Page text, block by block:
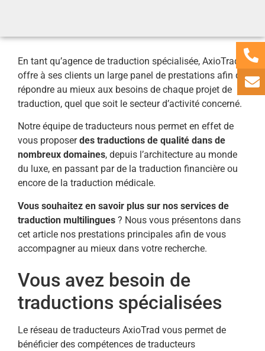
En tant qu’agence de traduction spécialisée, AxioTrad
offre à ses clients un large panel de prestations afin de
répondre au mieux aux besoins de chaque projet de
traduction, quel que soit le secteur d’activité concerné.
Notre équipe de traducteurs nous permet en effet de
vous proposerdes traductions de qualité dans de
nombreux domaines, depuis l’architecture au monde
du luxe, en passant par de la traduction financière ou
encore de la traduction médicale.
Vous souhaitez en savoir plus sur nos services de
traduction multilingues ? Nous vous présentons dans
cet article nos prestations principales afin de vous
accompagner au mieux dans votre recherche.
Vous avez besoin de
traductions spécialisées
Le réseau de traducteurs AxioTrad vous permet de
bénéficier des compétences de traducteurs